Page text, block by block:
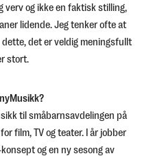
verv og ikke en faktisk stilling,
lidende. Jeg tenker ofte at
det er veldig meningsfullt
stort.
til småbarnsavdelingen på
film, TV og teater. I år jobber
og en ny sesong av